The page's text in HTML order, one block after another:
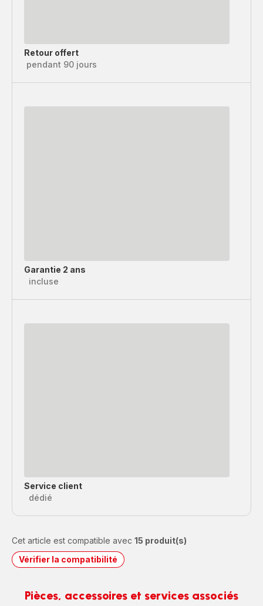
Retour offert
pendant 90 jours
Garantie 2 ans
incluse
Service client
dédié
Cet article est compatible avec 15 produit(s)
Vérifier la compatibilité
Pièces, accessoires et services associés